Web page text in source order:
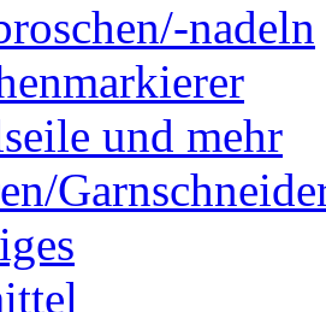
nadeln
und mehr